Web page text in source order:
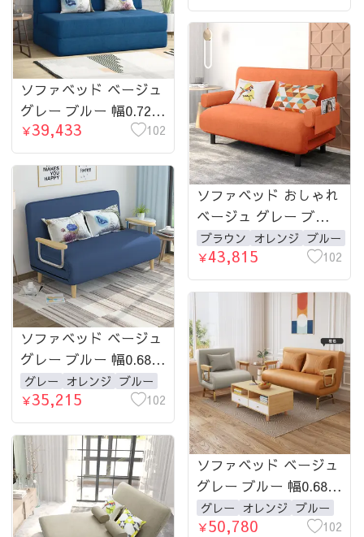
ソファベッド ベージュ
グレー ブルー 幅0.72-
1.5ｍ 1人掛け 2人掛け
￥39,433 102
ソファベッド おしゃれ
ベージュ グレー ブル
ー 幅0.68-1.5ｍ 1人掛
け 2人掛け 3人掛け コ
ンパクト 北欧 モダン
ブラウン オレンジ ブルー
￥43,815 102
ソファベッド ベージュ
グレー ブルー 幅0.68-
1.5ｍ 1人掛け 2人掛け
グレー オレンジ ブルー
￥35,215 102
ソファベッド ベージュ
グレー ブルー 幅0.68-
1.5ｍ 1人掛け 2人掛け
グレー オレンジ ブルー
￥50,780 102